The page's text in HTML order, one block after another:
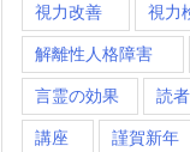
視力改善 視力
解離性人格障害
言霊の効果 読
講座 謹賀新年